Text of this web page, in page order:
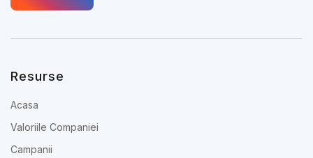
Resurse
Acasa
Valoriile Companiei
Campanii